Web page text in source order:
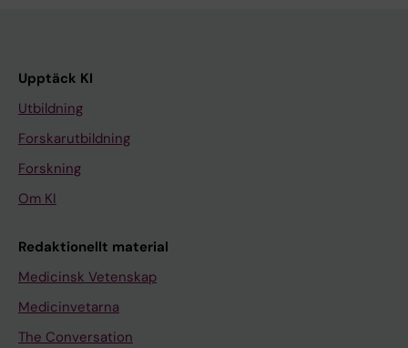
Upptäck KI
Utbildning
Forskarutbildning
Forskning
Om KI
Redaktionellt material
Medicinsk Vetenskap
Medicinvetarna
The Conversation